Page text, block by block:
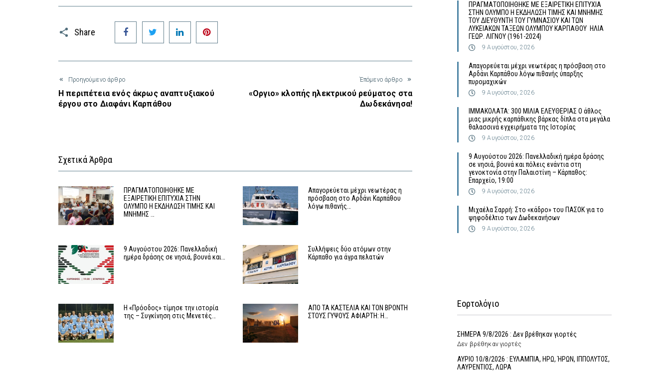
Share
Facebook Twitter LinkedIn
Προηγούμενο άρθρο
Η περιπέτεια ενός άκρως αναπτυξιακού
έργου στο Διαφάνι Καρπάθου
Έπόμενο άρθρο
«Οργιο» κλοπής ηλεκτρικού ρεύματος στα
Δωδεκάνησα!
Σχετικά Άρθρα
ΠΡΑΓΜΑΤΟΠΟΙΗΘΗΚΕ ΜΕ
ΕΞΑΙΡΕΤΙΚΗ ΕΠΙΤΥΧΙΑ ΣΤΗΝ
ΟΛΥΜΠΟ Η ΕΚΔΗΛΩΣΗ ΤΙΜΗΣ ΚΑΙ
ΜΝΗΜΗΣ …
Απαγορεύεται μέχρι νεωτέρας η
πρόσβαση στο Αρδάνι Καρπάθου
λόγω πιθανής…
9 Αυγούστου 2026: Πανελλαδική
ημέρα δράσης σε νησιά, βουνά και…
Συλλήψεις δύο ατόμων στην
Κάρπαθο για άγρα πελατών
Η «Πρόοδος» τίμησε την ιστορία
της – Συγκίνηση στις Μενετές…
ΑΠΟ ΤΑ ΚΑΣΤΕΛΙΑ ΚΑΙ ΤΟΝ ΒΡΟΝΤΗ
ΣΤΟΥΣ ΓΥΨΟΥΣ ΑΦΙΑΡΤΗ: Η…
ΠΡΑΓΜΑΤΟΠΟΙΗΘΗΚΕ ΜΕ ΕΞΑΙΡΕΤΙΚΗ ΕΠΙΤΥΧΙΑ
ΣΤΗΝ ΟΛΥΜΠΟ Η ΕΚΔΗΛΩΣΗ ΤΙΜΗΣ ΚΑΙ ΜΝΗΜΗΣ
ΤΟΥ ΔΙΕΥΘΥΝΤΗ ΤΟΥ ΓΥΜΝΑΣΙΟΥ ΚΑΙ ΤΩΝ
ΛΥΚΕΙΑΚΩΝ ΤΑΞΕΩΝ ΟΛΥΜΠΟΥ ΚΑΡΠΑΘΟΥ ΗΛΙΑ
ΓΕΩΡ. ΛΙΓΝΟΥ (1961-2024)
9 Αυγούστου, 2026
Απαγορεύεται μέχρι νεωτέρας η πρόσβαση στο
Αρδάνι Καρπάθου λόγω πιθανής ύπαρξης
πυρομαχικών
9 Αυγούστου, 2026
ΙΜΜΑΚΟΛΑΤΑ: 300 ΜΙΛΙΑ ΕΛΕΥΘΕΡΙΑΣ Ο άθλος
μιας μικρής καρπάθικης βάρκας δίπλα στα μεγάλα
θαλασσινά εγχειρήματα της Ιστορίας
9 Αυγούστου, 2026
9 Αυγούστου 2026: Πανελλαδική ημέρα δράσης
σε νησιά, βουνά και πόλεις ενάντια στη
γενοκτονία στην Παλαιστίνη – Κάρπαθος:
Επαρχείο, 19:00
9 Αυγούστου, 2026
Μιχαέλα Σαρρή: Στο «κάδρο» του ΠΑΣΟΚ για το
ψηφοδέλτιο των Δωδεκανήσων
9 Αυγούστου, 2026
Εορτολόγιο
ΣΗΜΕΡΑ 9/8/2026 : Δεν βρέθηκαν γιορτές
Δεν βρέθηκαν γιορτές
ΑΥΡΙΟ 10/8/2026 : ΕΥΛΑΜΠΙΑ, ΗΡΩ, ΉΡΩΝ, ΙΠΠΟΛΥΤΟΣ,
ΛΑΥΡΕΝΤΙΟΣ, ΛΩΡΑ